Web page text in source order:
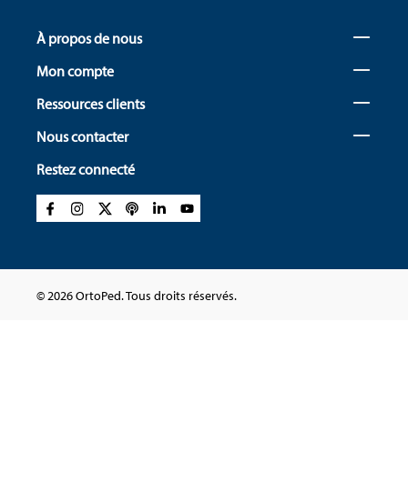
À propos de nous
Mon compte
Ressources clients
Nous contacter
Restez connecté
© 2026 OrtoPed. Tous droits réservés.